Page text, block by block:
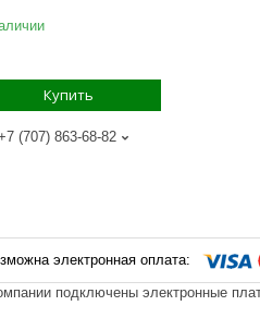
Купить
(707) 863-68-82
подключены электронные